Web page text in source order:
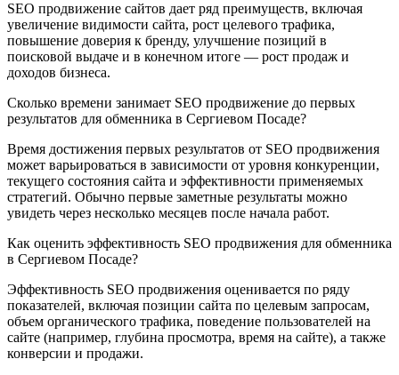
SEO продвижение сайтов дает ряд преимуществ, включая
увеличение видимости сайта, рост целевого трафика,
повышение доверия к бренду, улучшение позиций в
поисковой выдаче и в конечном итоге — рост продаж и
доходов бизнеса.
Сколько времени занимает SEO продвижение до первых
результатов для обменника в Сергиевом Посаде?
Время достижения первых результатов от SEO продвижения
может варьироваться в зависимости от уровня конкуренции,
текущего состояния сайта и эффективности применяемых
стратегий. Обычно первые заметные результаты можно
увидеть через несколько месяцев после начала работ.
Как оценить эффективность SEO продвижения для обменника
в Сергиевом Посаде?
Эффективность SEO продвижения оценивается по ряду
показателей, включая позиции сайта по целевым запросам,
объем органического трафика, поведение пользователей на
сайте (например, глубина просмотра, время на сайте), а также
конверсии и продажи.